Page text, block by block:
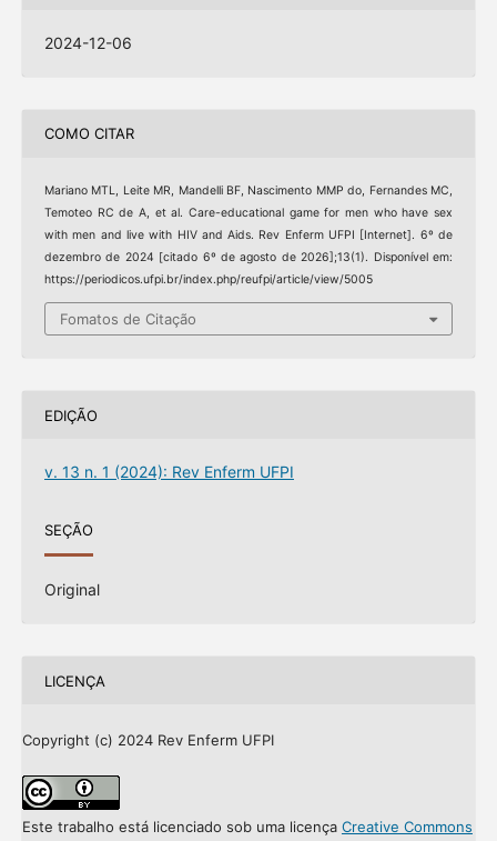
2024-12-06
COMO CITAR
Mariano MTL, Leite MR, Mandelli BF, Nascimento MMP do, Fernandes MC,
Temoteo RC de A, et al. Care-educational game for men who have sex
with men and live with HIV and Aids. Rev Enferm UFPI [Internet]. 6º de
dezembro de 2024 [citado 6º de agosto de 2026];13(1). Disponível em:
https://periodicos.ufpi.br/index.php/reufpi/article/view/5005
Fomatos de Citação
EDIÇÃO
v. 13 n. 1 (2024): Rev Enferm UFPI
SEÇÃO
Original
LICENÇA
Copyright (c) 2024 Rev Enferm UFPI
Este trabalho está licenciado sob uma licença Creative Commons